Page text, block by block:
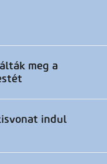
meg a
indul